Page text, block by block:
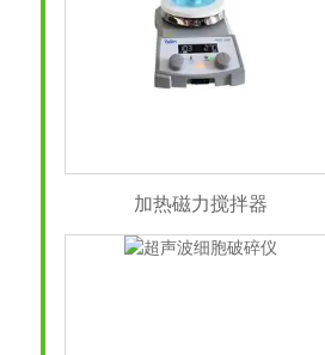
加热磁力搅拌器